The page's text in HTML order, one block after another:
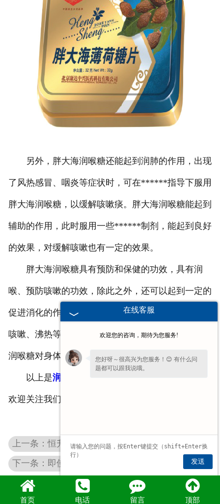
另外，胖大海润喉糖还能起到润肺的作用，出现
了风热感冒、咽炎等症状时，可在******指导下服用
胖大海润喉糖，以缓解咳嗽痰。胖大海润喉糖能起到
辅助的作用，此时服用一些******制剂，能起到良好
的效果，对缓解咳嗽也有一定的效果。
胖大海润喉糖具有预防和保健的功效，具有润
喉、预防咳嗽的功效，除此之外，还可以起到一定的
促进消化的作用，与其它******配合使用，用于肺燥
咳嗽、沸热等疾病也有一定的效果，但是胖大海海洋
润喉糖对身体有不良影响，不建议长期服用
以上是润喉糖含片
欢迎关注我们的网站了解。
上一条：恒升含片：金银花润喉糖的不建议长期服用
下一条：即使嗓子不适，也不要乱用薄荷糖片
首页 电话 留言 顶部
在线客服
欢迎您的咨询，期待为您服务!
您好呀～很高兴为您服务！😊 有什么问
题都可以跟我说哦。
发送